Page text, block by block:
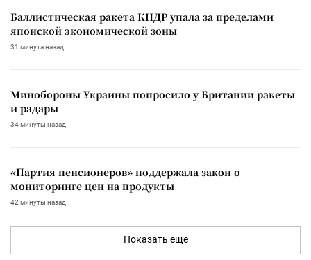
Баллистическая ракета КНДР упала за пределами
японской экономической зоны
31 минута назад
Минобороны Украины попросило у Британии ракеты
и радары
34 минуты назад
«Партия пенсионеров» поддержала закон о
мониторинге цен на продукты
42 минуты назад
Показать ещё